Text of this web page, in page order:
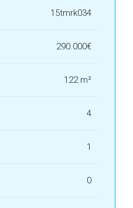
15tmrk034
290.000€
122 m²
4
1
0